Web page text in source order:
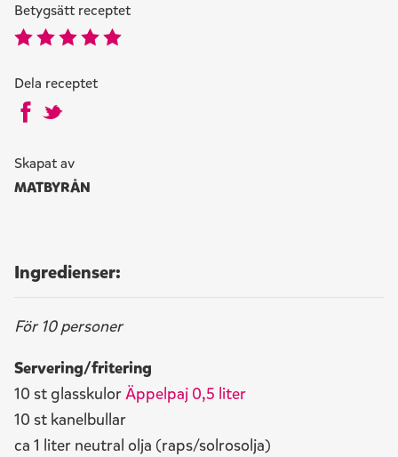
Betygsätt receptet
Dela receptet
Skapat av
MATBYRÅN
Ingredienser:
För 10 personer
Servering/fritering
10 st glasskulorÄppelpaj 0,5 liter
10 st kanelbullar
ca 1 liter neutral olja (raps/solrosolja)